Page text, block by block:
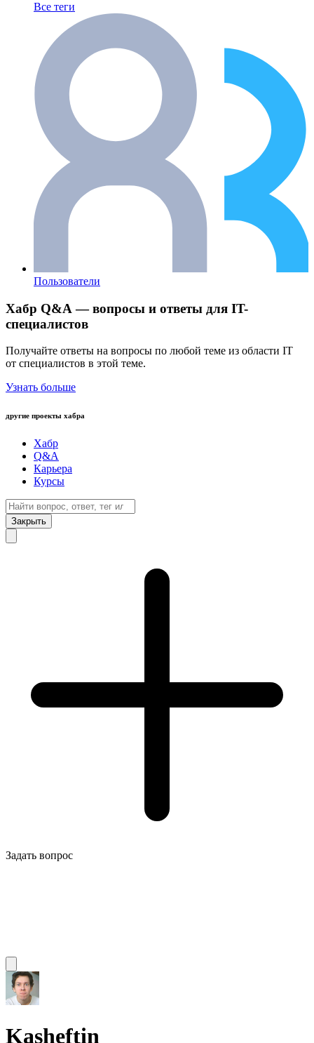
Все теги
Пользователи
Хабр Q&A — вопросы и ответы для IT-
специалистов
Получайте ответы на вопросы по любой теме из области IT
от специалистов в этой теме.
Узнать больше
другие проекты хабра
Хабр
Q&A
Карьера
Курсы
Закрыть
Задать вопрос
Kasheftin